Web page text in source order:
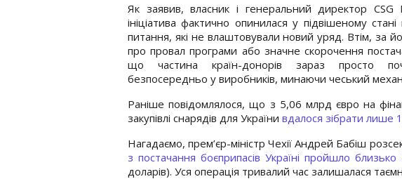
Як заявив, власник і генеральний директор CSG
ініціатива фактично опинилася у підвішеному
питання, які не влаштовували новий уряд. Втім, за
про провал програми або значне скорочення
що частина країн-донорів зараз просто
безпосередньо у виробників, минаючи чеський
Раніше повідомлялося, що з 5,06 млрд євро на
закупівлі снарядів для України вдалося зібрати лише
Нагадаємо, прем’єр-міністр Чехії Андрей Бабіш
з постачання боєприпасів Україні пройшло
доларів). Уся операція тривалий час залишалася